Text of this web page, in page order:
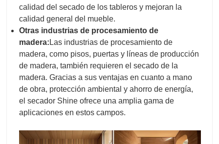
calidad del secado de los tableros y mejoran la
calidad general del mueble.
Otras industrias de procesamiento de
madera: Las industrias de procesamiento de
madera, como pisos, puertas y líneas de producción
de madera, también requieren el secado de la
madera. Gracias a sus ventajas en cuanto a mano
de obra, protección ambiental y ahorro de energía,
el secador Shine ofrece una amplia gama de
aplicaciones en estos campos.